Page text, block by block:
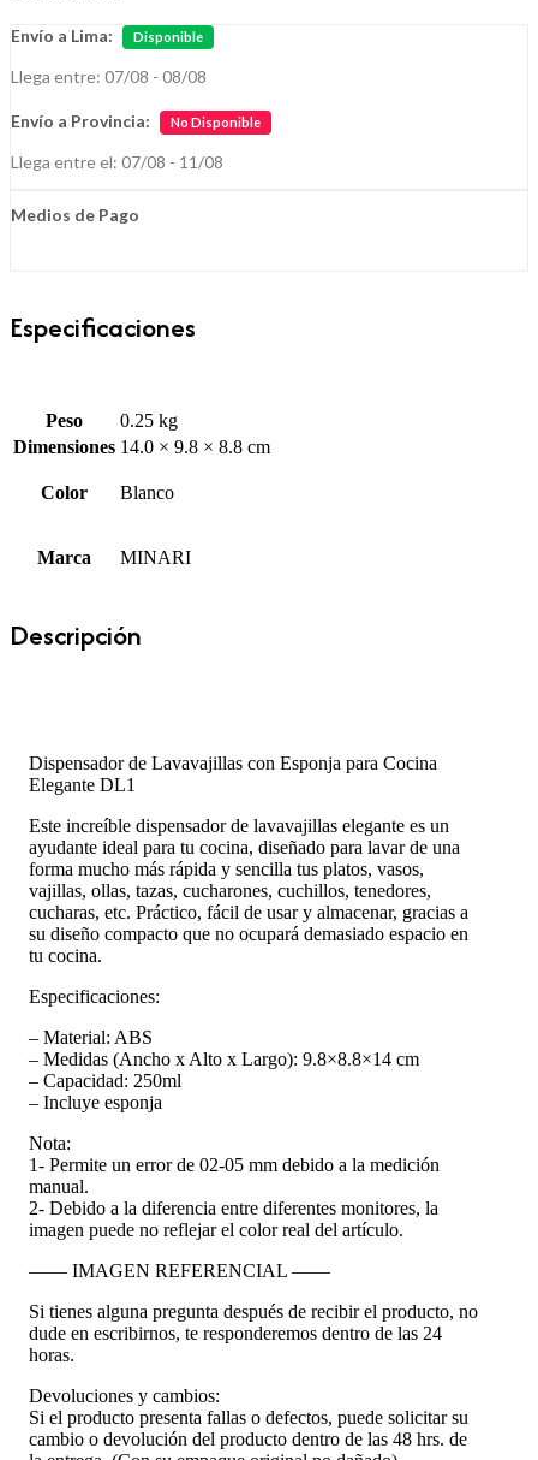
Envío a Lima: Disponible
Llega entre: 07/08 - 08/08
Envío a Provincia: No Disponible
Llega entre el: 07/08 - 11/08
Medios de Pago
Especificaciones
Peso
0.25 kg
Dimensiones 14.0 × 9.8 × 8.8 cm
Color Blanco
Marca MINARI
Descripción
Dispensador de Lavavajillas con Esponja para Cocina
Elegante DL1
Este increíble dispensador de lavavajillas elegante es un
ayudante ideal para tu cocina, diseñado para lavar de una
forma mucho más rápida y sencilla tus platos, vasos,
vajillas, ollas, tazas, cucharones, cuchillos, tenedores,
cucharas, etc. Práctico, fácil de usar y almacenar, gracias a
su diseño compacto que no ocupará demasiado espacio en
tu cocina.
Especificaciones:
– Material: ABS
– Medidas (Ancho x Alto x Largo): 9.8×8.8×14 cm
– Capacidad: 250ml
– Incluye esponja
Nota:
1- Permite un error de 02-05 mm debido a la medición
manual.
2- Debido a la diferencia entre diferentes monitores, la
imagen puede no reflejar el color real del artículo.
—— IMAGEN REFERENCIAL ——
Si tienes alguna pregunta después de recibir el producto, no
dude en escribirnos, te responderemos dentro de las 24
horas.
Devoluciones y cambios:
Si el producto presenta fallas o defectos, puede solicitar su
cambio o devolución del producto dentro de las 48 hrs. de